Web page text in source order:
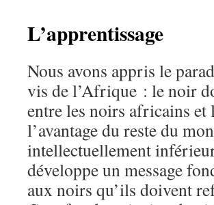
L’apprentissage
Nous avons appris le
vis de l’Afrique : le noir
entre les noirs africains et
l’avantage du reste du
intellectuellement
développe un message
aux noirs qu’ils doivent